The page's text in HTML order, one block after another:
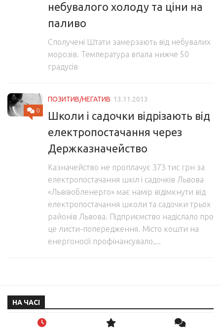
небувалого холоду та ціни на
паливо
Сполучені Штати замерзають від небувалих
морозів. Температура впала нижче 50
градусів
0
ПОЗИТИВ/НЕГАТИВ 13.11.2013
Школи і садочки відрізають від
електропостачання через
Держказначейство
Казначейство не проплачує 373 тис грн за
електропостачання шкіл і садочків Львова
«Львівобленерго» має намір відімкнути від
електропостачання школи та садочки трьох
районів Львова. Підприємство надіслало про
це листи-попередження. Місто кошти на
енергоносії профінансувало,...
НА ЧАСІ